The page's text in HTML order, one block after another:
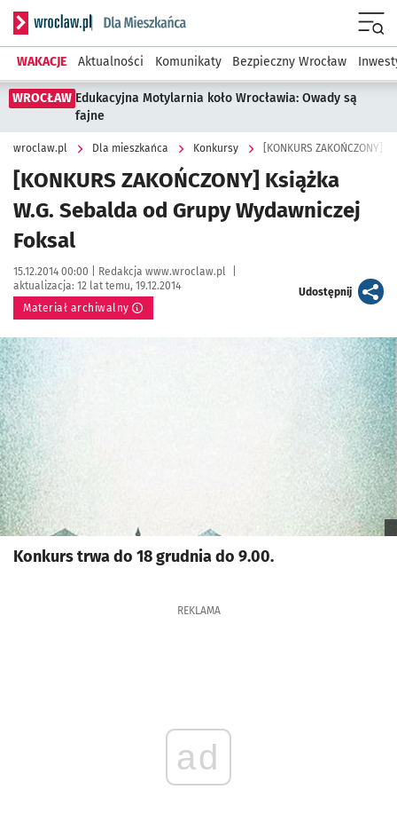
Serwis informacyjny wroclaw.pl podserwis: Dla mieszkańca
WAKACJE Aktualności Komunikaty Bezpieczny Wrocław
WROCŁAW Edukacyjna Motylarnia koło Wrocławia: Owady są
fajne
wroclaw.pl Dla mieszkańca Konkursy [KONKURS
[KONKURS ZAKOŃCZONY] Książka
W.G. Sebalda od Grupy Wydawniczej
Foksal
Data publikacji:
15.12.2014 00:00 | Autor:
Redakcja www.wroclaw.pl
aktualizacja: 12 lat temu, 19.12.2014
Materiał archiwalny
Udostępnijartykuł
Kliknij, aby powiększyć
Konkurs trwa do 18 grudnia do 9.00.
REKLAMA
ad